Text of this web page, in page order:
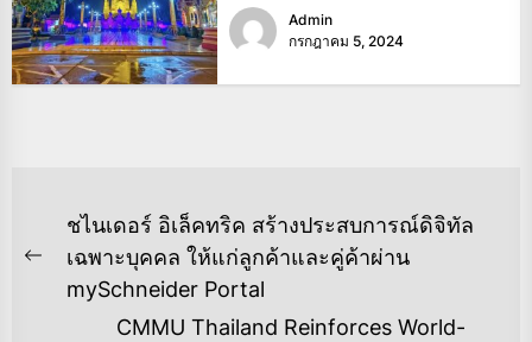
Admin
กรกฎาคม 5, 2024
แนะแนว
เรื่อง
Previous
post:
ชไนเดอร์ อิเล็คทริค สร้างประสบการณ์ดิจิทัล
เฉพาะบุคคล ให้แก่ลูกค้าและคู่ค้าผ่าน
mySchneider Portal
CMMU Thailand Reinforces World-